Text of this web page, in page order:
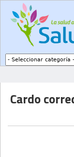
Cardo